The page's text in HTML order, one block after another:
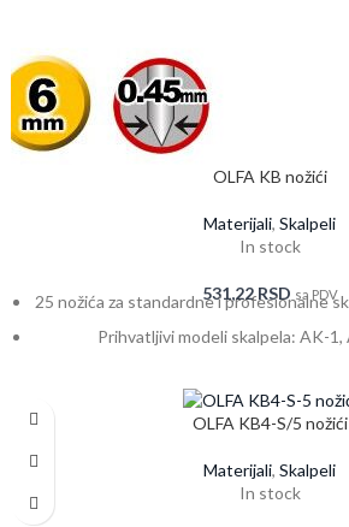
OLFA KB nožići
Materijali, Skalpeli
In stock
531,22RSD sa PDV
25 nožića za standardne i profesionalne
Prihvatljivi modeli skalpela: AK-
OLFA KB4-S/5 nožići
Materijali, Skalpeli
In stock